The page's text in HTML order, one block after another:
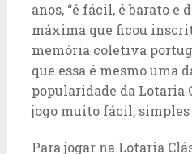
anos, “é fácil, é barato e
máxima que ficou
memória coletiva
que essa é mesmo uma
popularidade da Lotaria
jogo muito fácil, simples
Para jogar na Lotaria